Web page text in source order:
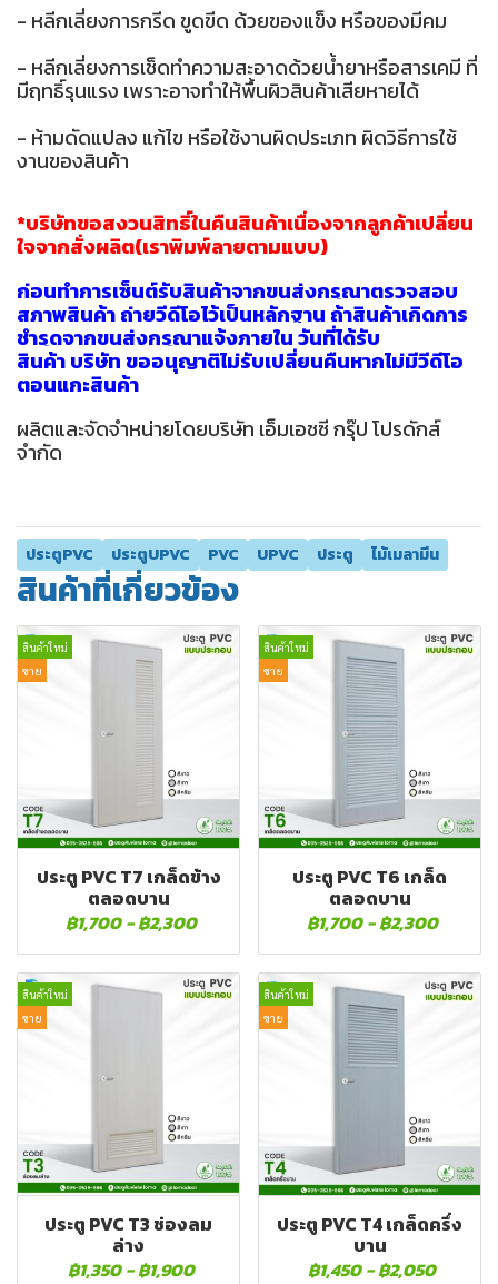
- หลีกเลี่ยงการกรีด ขูดขีด ด้วยของแข็ง หรือของมีคม
- หลีกเลี่ยงการเช็ดทำความสะอาดด้วยน้ำยาหรือสารเคมี ที่
มีฤทธิ์รุนแรง เพราะอาจทำให้พื้นผิวสินค้าเสียหายได้
- ห้ามดัดแปลง แก้ไข หรือใช้งานผิดประเภท ผิดวิธีการใช้
งานของสินค้า
*บริษัทขอสงวนสิทธิ์ในคืนสินค้าเนื่องจากลูกค้าเปลี่ยน
ใจจากสั่งผลิต(เราพิมพ์ลายตามแบบ)
ก่อนทำการเซ็นต์รับสินค้าจากขนส่งกรุณาตรวจสอบ
สภาพสินค้า ถ่ายวีดีโอไว้เป็นหลักฐาน ถ้าสินค้าเกิดการ
ชำรุดจากขนส่งกรุณาแจ้งภายใน วันที่ได้รับ
สินค้า บริษัท ขออนุญาติไม่รับเปลี่ยนคืนหากไม่มีวีดีโอ
ตอนแกะสินค้า
ผลิตและจัดจำหน่ายโดยบริษัท เอ็มเอชซี กรุ๊ป โปรดักส์
จำกัด
ประตูPVC ประตูUPVC PVC UPVC ประตู ไม้เมลามีน
สินค้าที่เกี่ยวข้อง
สินค้าใหม่
ขาย
ประตู PVC T7 เกล็ดข้าง
ตลอดบาน
฿1,700 -฿2,300
สินค้าใหม่
ขาย
ประตู PVC T6 เกล็ด
ตลอดบาน
฿1,700 -฿2,300
สินค้าใหม่
ขาย
ประตู PVC T3 ช่องลม
ล่าง
฿1,350 -฿1,900
สินค้าใหม่
ขาย
ประตู PVC T4 เกล็ดครึ่ง
บาน
฿1,450 -฿2,050